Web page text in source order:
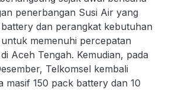
penerbangan Susi Air yang
dan perangkat kebutuhan
memenuhi percepatan
Aceh Tengah. Kemudian, pada
Telkomsel kembali
masif 150 pack battery dan 10